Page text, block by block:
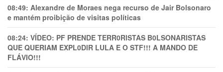
08:49: Alexandre de Moraes nega recurso de Jair Bolsonaro
e mantém proibição de visitas políticas
08:24: VÍDEO: PF PRENDE TERR0RlSTAS B0LSONARlSTAS
QUE QUERIAM EXPL0DlR LULA E O STF!!! A MANDO DE
FLÁVIO!!!